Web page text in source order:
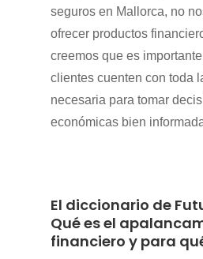
seguros en Mallorca, no
ofrecer productos
creemos que es
clientes cuenten con toda
necesaria para tomar
económicas bien
El diccionario de
Qué es el
financiero y para